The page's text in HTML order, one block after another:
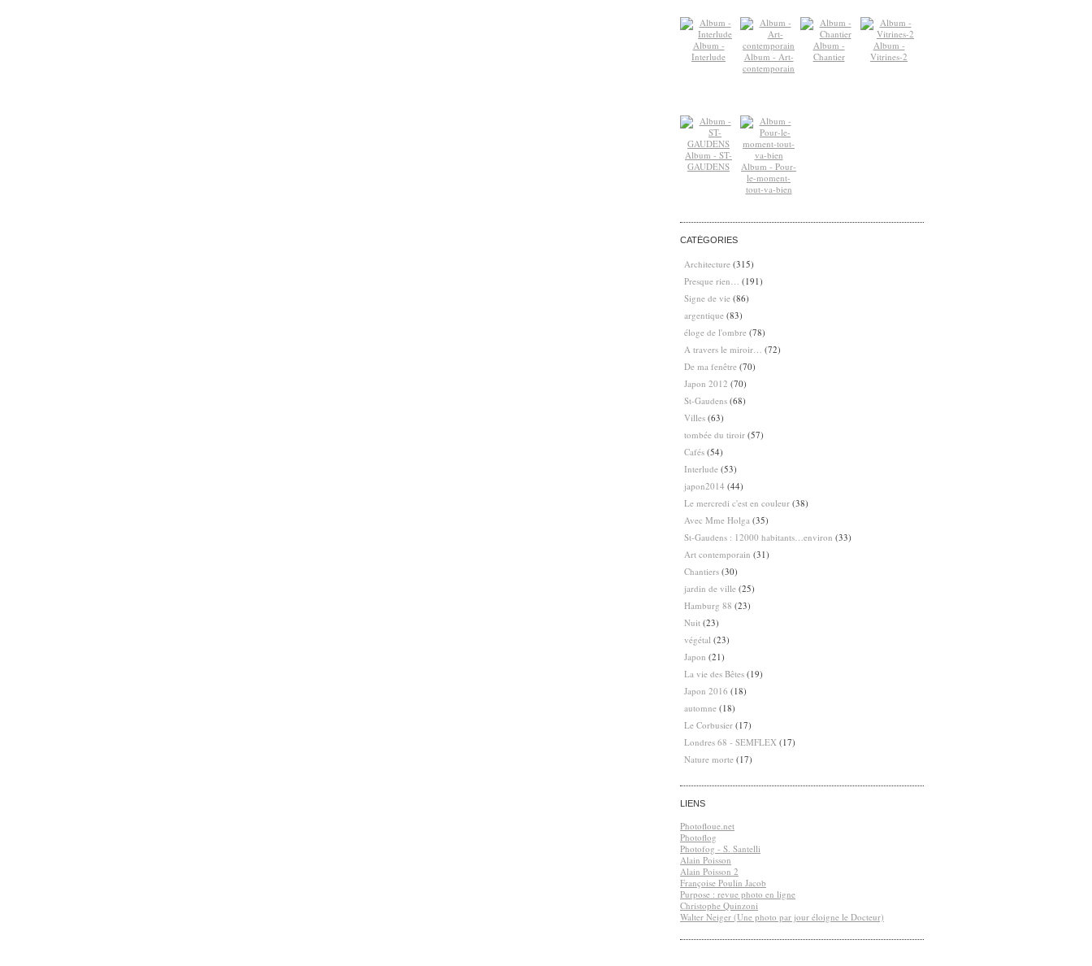
Album -
Interlude
Album - Art-
contemporain
Album -
Chantier
Album -
Vitrines-2
Album - ST-
GAUDENS
Album - Pour-
le-moment-
tout-va-bien
CATÉGORIES
Architecture (315)
Presque rien…
(191)
Signe de vie (86)
argentique (83)
éloge de l'ombre (78)
A travers le miroir…
(72)
De ma fenêtre (70)
Japon 2012 (70)
St-Gaudens (68)
Villes (63)
tombée du tiroir (57)
Cafés (54)
Interlude (53)
japon2014 (44)
Le mercredi c'est en couleur (38)
Avec Mme Holga (35)
St-Gaudens : 12000 habitants…environ (33)
Art contemporain (31)
Chantiers (30)
jardin de ville (25)
Hamburg 88 (23)
Nuit (23)
végétal (23)
Japon (21)
La vie des Bêtes (19)
Japon 2016 (18)
automne (18)
Le Corbusier (17)
Londres 68 - SEMFLEX (17)
Nature morte (17)
LIENS
Photofloue.net
Photoflog
Photofog - S. Santelli
Alain Poisson
Alain Poisson 2
Françoise Poulin Jacob
Purpose : revue photo en ligne
Christophe Quinzoni
Walter Neiger (Une photo par jour éloigne le Docteur)